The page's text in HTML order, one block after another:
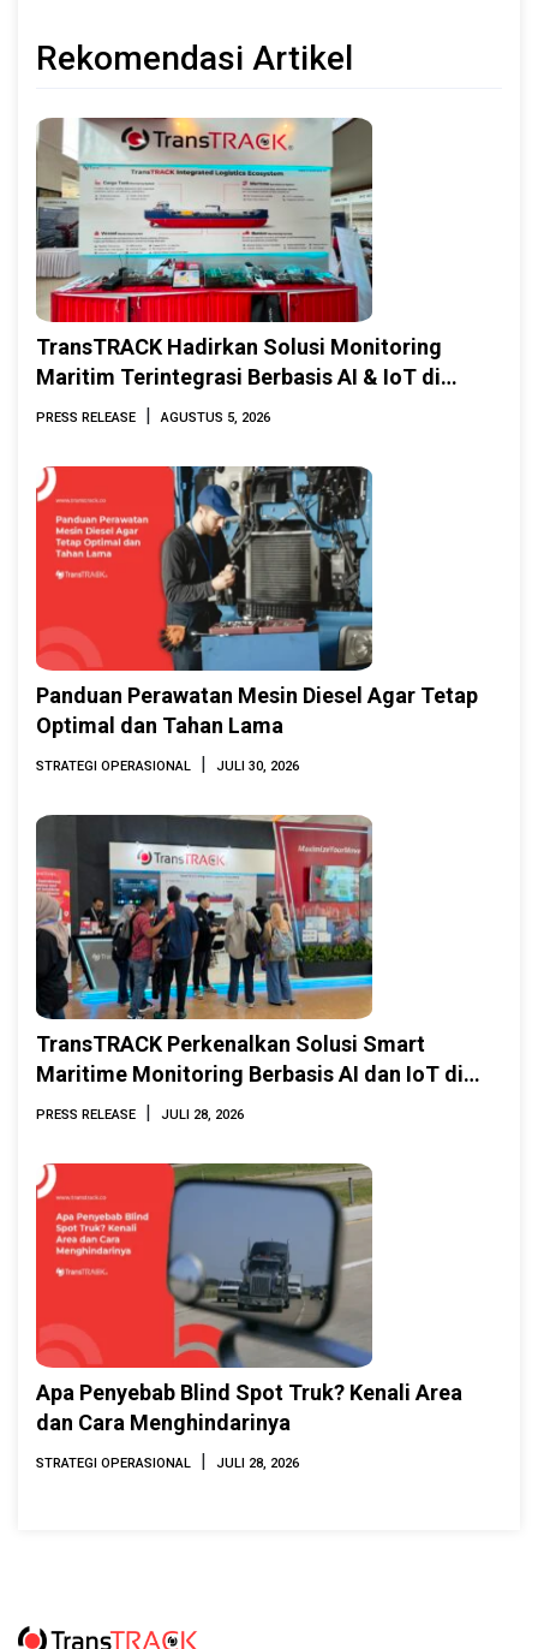
Rekomendasi Artikel
TransTRACK Hadirkan Solusi Monitoring
Maritim Terintegrasi Berbasis AI & IoT di
Indonesia Marine & Offshore Expo (IMOX)
PRESS RELEASE | AGUSTUS 5, 2026
Panduan Perawatan Mesin Diesel Agar Tetap
Optimal dan Tahan Lama
STRATEGI OPERASIONAL | JULI 30, 2026
TransTRACK Perkenalkan Solusi Smart
Maritime Monitoring Berbasis AI dan IoT di
INAMARINE 2026
PRESS RELEASE | JULI 28, 2026
Apa Penyebab Blind Spot Truk? Kenali Area
dan Cara Menghindarinya
STRATEGI OPERASIONAL | JULI 28, 2026